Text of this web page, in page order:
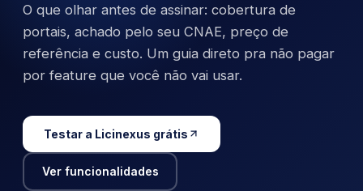
O que olhar antes de assinar: cobertura de
portais, achado pelo seu CNAE, preço de
referência e custo. Um guia direto pra não pagar
por feature que você não vai usar.
Testar a Licinexus grátis
Ver funcionalidades